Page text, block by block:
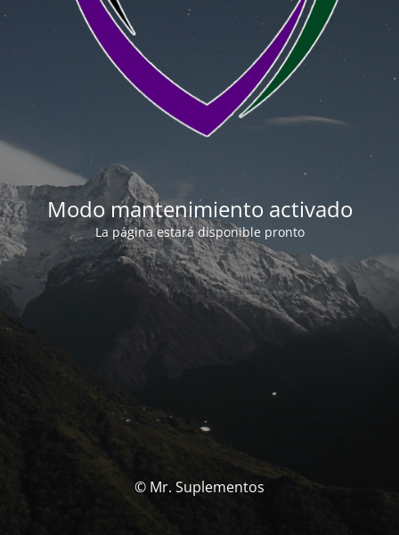
Modo mantenimiento activado
La página estará disponible pronto
© Mr. Suplementos